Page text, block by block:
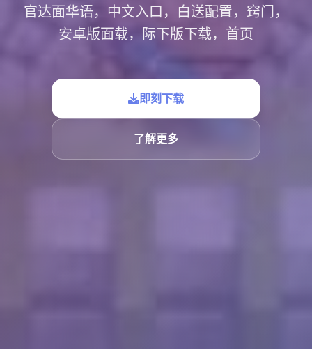
官达面华语，中文入口，白送配置，窍门，
安卓版面载，际下版下载，首页
即刻下载
了解更多